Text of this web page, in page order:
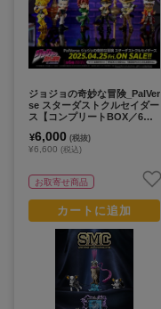
ジョジョの奇妙な冒険_PalVer
se スターダストクルセイダー
ス【コンプリートBOX／6個
¥6,000 (税抜)
¥6,600 (税込)
お取寄せ商品
カートに追加